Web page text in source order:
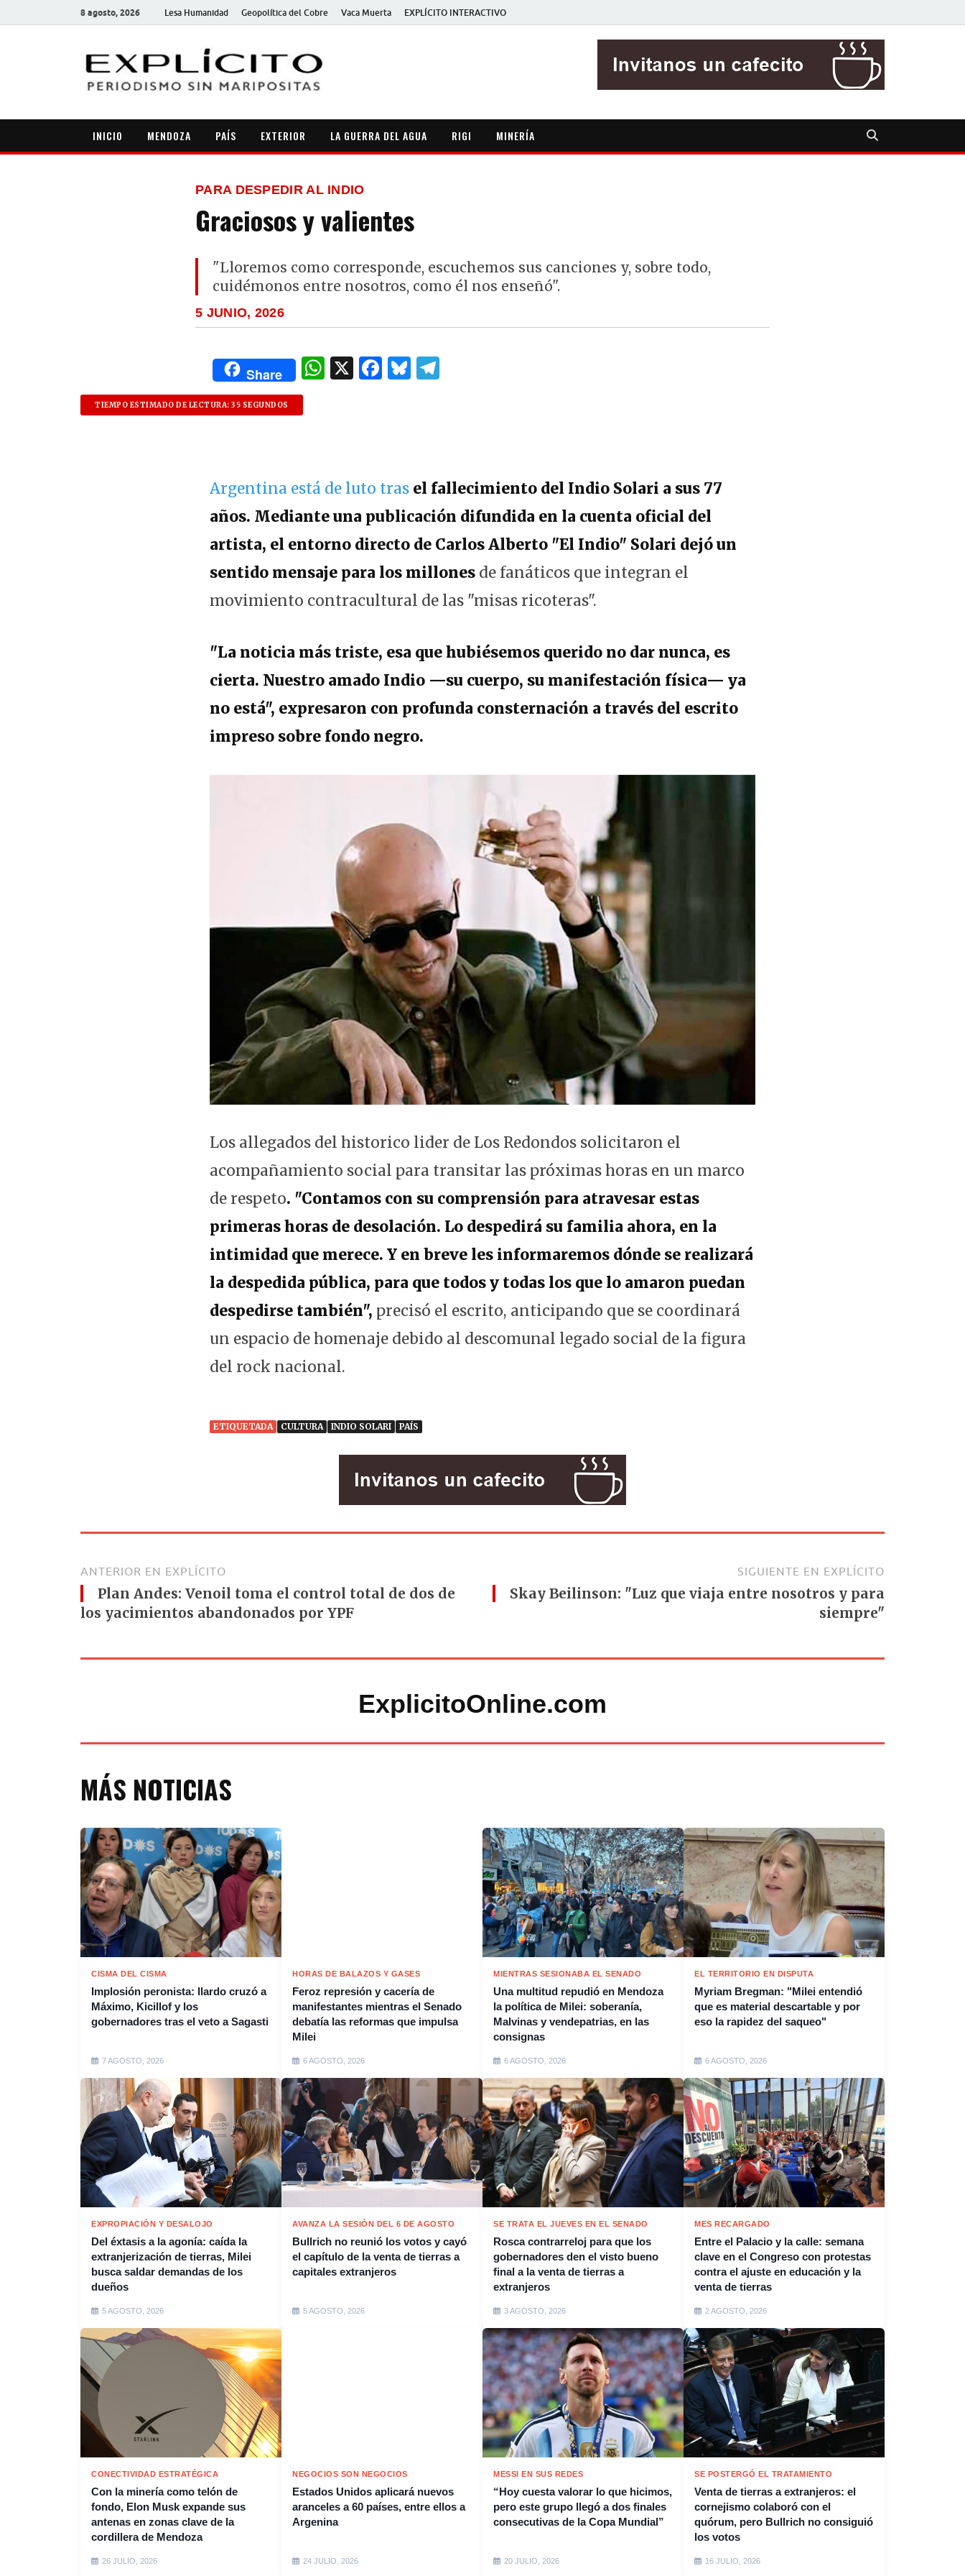
8 agosto, 2026 Lesa Humanidad Geopolítica del Cobre Vaca Muerta EXPLÍCITO INTERACTIVO
INICIO MENDOZA PAÍS EXTERIOR LA GUERRA DEL AGUA RIGI MINERÍA
PARA DESPEDIR AL INDIO
Graciosos y valientes
"Lloremos como corresponde, escuchemos sus canciones y, sobre todo,
cuidémonos entre nosotros, como él nos enseñó".
5 JUNIO, 2026
Share
W
p
p
X F
o
o
k
B
m
TIEMPO ESTIMADO DE LECTURA: 35 SEGUNDOS
Argentina está de luto tras el fallecimiento del Indio Solari a sus 77
años. Mediante una publicación difundida en la cuenta oficial del
artista, el entorno directo de Carlos Alberto "El Indio" Solari dejó un
sentido mensaje para los millones de fanáticos que integran el
movimiento contracultural de las "misas ricoteras".
"La noticia más triste, esa que hubiésemos querido no dar nunca, es
cierta. Nuestro amado Indio —su cuerpo, su manifestación física— ya
no está", expresaron con profunda consternación a través del escrito
impreso sobre fondo negro.
Los allegados del historico lider de Los Redondos solicitaron el
acompañamiento social para transitar las próximas horas en un marco
de respeto. "Contamos con su comprensión para atravesar estas
primeras horas de desolación. Lo despedirá su familia ahora, en la
intimidad que merece. Y en breve les informaremos dónde se realizará
la despedida pública, para que todos y todas los que lo amaron puedan
despedirse también", precisó el escrito, anticipando que se coordinará
un espacio de homenaje debido al descomunal legado social de la figura
del rock nacional.
ETIQUETADA CULTURA INDIO SOLARI PAÍS
ANTERIOR EN EXPLÍCITO
Plan Andes: Venoil toma el control total de dos de
los yacimientos abandonados por YPF
SIGUIENTE EN EXPLÍCITO
Skay Beilinson: "Luz que viaja entre nosotros y para
siempre"
ExplicitoOnline.com
MÁS NOTICIAS
CISMA DEL CISMA
Implosión peronista: Ilardo cruzó a
Máximo, Kicillof y los
gobernadores tras el veto a Sagasti
7 AGOSTO, 2026
HORAS DE BALAZOS Y GASES
Feroz represión y cacería de
manifestantes mientras el Senado
debatía las reformas que impulsa
Milei
6 AGOSTO, 2026
MIENTRAS SESIONABA EL SENADO
Una multitud repudió en Mendoza
la política de Milei: soberanía,
Malvinas y vendepatrias, en las
consignas
6 AGOSTO, 2026
EL TERRITORIO EN DISPUTA
Myriam Bregman: "Milei entendió
que es material descartable y por
eso la rapidez del saqueo"
6 AGOSTO, 2026
EXPROPIACIÓN Y DESALOJO
Del éxtasis a la agonía: caída la
extranjerización de tierras, Milei
busca saldar demandas de los
dueños
5 AGOSTO, 2026
AVANZA LA SESIÓN DEL 6 DE AGOSTO
Bullrich no reunió los votos y cayó
el capítulo de la venta de tierras a
capitales extranjeros
5 AGOSTO, 2026
SE TRATA EL JUEVES EN EL SENADO
Rosca contrarreloj para que los
gobernadores den el visto bueno
final a la venta de tierras a
extranjeros
3 AGOSTO, 2026
MES RECARGADO
Entre el Palacio y la calle: semana
clave en el Congreso con protestas
contra el ajuste en educación y la
venta de tierras
2 AGOSTO, 2026
CONECTIVIDAD ESTRATÉGICA
Con la minería como telón de
fondo, Elon Musk expande sus
antenas en zonas clave de la
cordillera de Mendoza
26 JULIO, 2026
NEGOCIOS SON NEGOCIOS
Estados Unidos aplicará nuevos
aranceles a 60 países, entre ellos a
Argenina
24 JULIO, 2026
MESSI EN SUS REDES
“Hoy cuesta valorar lo que hicimos,
pero este grupo llegó a dos finales
consecutivas de la Copa Mundial”
20 JULIO, 2026
SE POSTERGÓ EL TRATAMIENTO
Venta de tierras a extranjeros: el
cornejismo colaboró con el
quórum, pero Bullrich no consiguió
los votos
16 JULIO, 2026